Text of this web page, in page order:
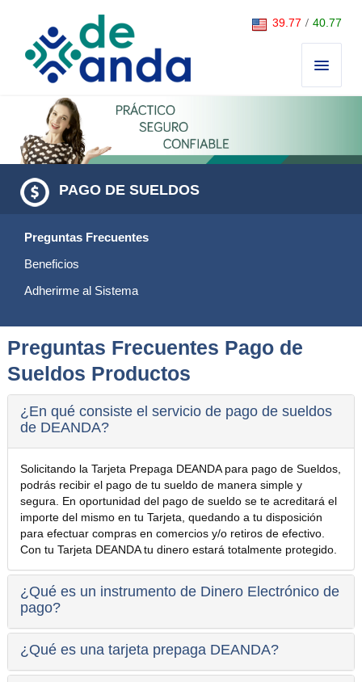
39.77 / 40.77
PAGO DE SUELDOS
Preguntas Frecuentes
Beneficios
Adherirme al Sistema
Preguntas Frecuentes Pago de
Sueldos Productos
¿En qué consiste el servicio de pago de sueldos
de DEANDA?
Solicitando la Tarjeta Prepaga DEANDA para pago de Sueldos,
podrás recibir el pago de tu sueldo de manera simple y
segura. En oportunidad del pago de sueldo se te acreditará el
importe del mismo en tu Tarjeta, quedando a tu disposición
para efectuar compras en comercios y/o retiros de efectivo.
Con tu Tarjeta DEANDA tu dinero estará totalmente protegido.
¿Qué es un instrumento de Dinero Electrónico de
pago?
¿Qué es una tarjeta prepaga DEANDA?